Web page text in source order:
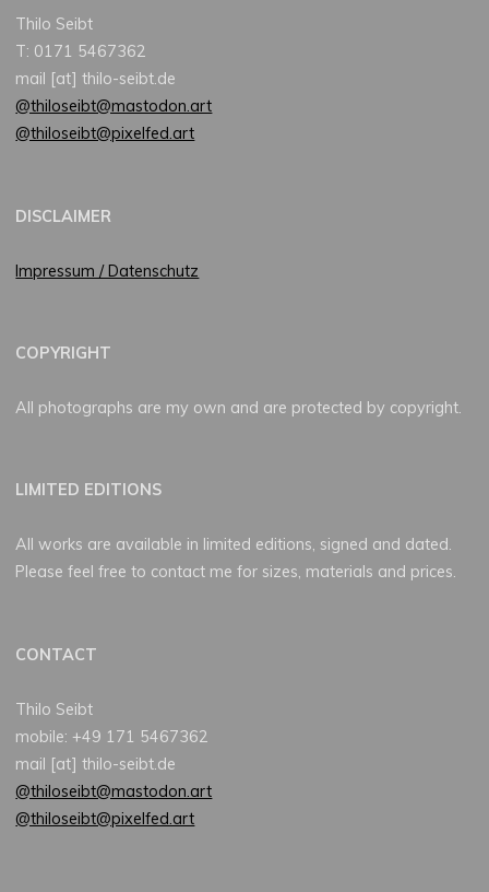
Thilo Seibt
T: 0171 5467362
mail [at] thilo-seibt.de
@thiloseibt@mastodon.art
@thiloseibt@pixelfed.art
DISCLAIMER
Impressum / Datenschutz
COPYRIGHT
All photographs are my own and are protected by copyright.
LIMITED EDITIONS
All works are available in limited editions, signed and dated.
Please feel free to contact me for sizes, materials and prices.
CONTACT
Thilo Seibt
mobile: +49 171 5467362
mail [at] thilo-seibt.de
@thiloseibt@mastodon.art
@thiloseibt@pixelfed.art